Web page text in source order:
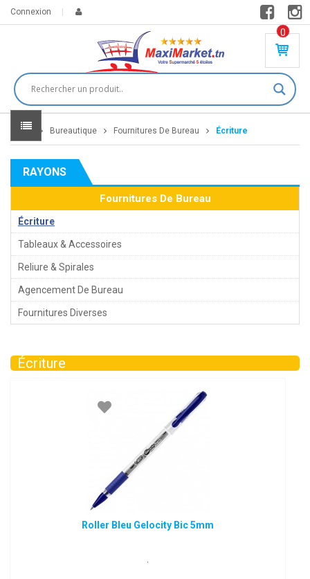
Connexion
0
PR
DU
IT(
S)
DT
Home Bureautique Fournitures De Bureau Écriture
RAYONS
Fournitures De Bureau
Écriture
Tableaux & Accessoires
Reliure & Spirales
Agencement De Bureau
Fournitures Diverses
Écriture
Roller Bleu Gelocity Bic 5mm
.